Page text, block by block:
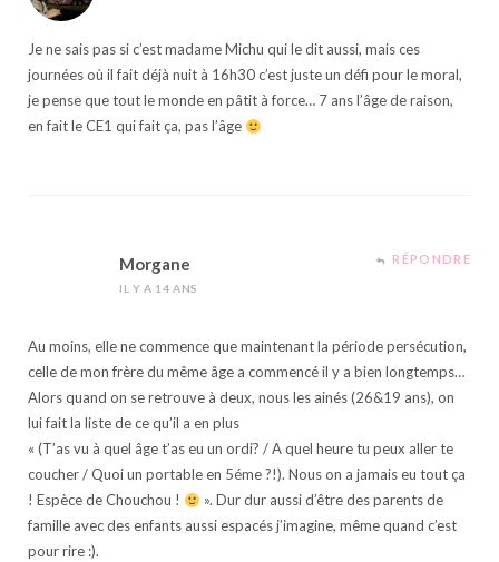
Je ne sais pas si c’est madame Michu qui le dit aussi, mais ces
journées où il fait déjà nuit à 16h30 c’est juste un défi pour le moral,
je pense que tout le monde en pâtit à force… 7 ans l’âge de raison,
en fait le CE1 qui fait ça, pas l’âge
Morgane
IL Y A 14 ANS
RÉPONDRE
Au moins, elle ne commence que maintenant la période persécution,
celle de mon frère du même âge a commencé il y a bien longtemps…
Alors quand on se retrouve à deux, nous les ainés (26&19 ans), on
lui fait la liste de ce qu’il a en plus
« (T’as vu à quel âge t’as eu un ordi? / A quel heure tu peux aller te
coucher / Quoi un portable en 5éme ?!). Nous on a jamais eu tout ça
! Espèce de Chouchou !
». Dur dur aussi d’être des parents de
famille avec des enfants aussi espacés j’imagine, même quand c’est
pour rire :).